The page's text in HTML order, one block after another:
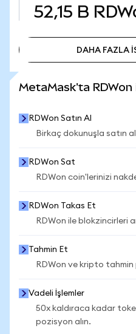
52,15 B
DAHA FAZLA
MetaMask'ta RDWon
RDWon Satın Al
Birkaç dokunuşla satın
RDWon Sat
RDWon coin'lerinizi
RDWon Takas Et
RDWon ile blokzincirleri
Tahmin Et
RDWon ve kripto tahmin
Vadeli İşlemler
50x kaldıraca kadar
pozisyon alın.